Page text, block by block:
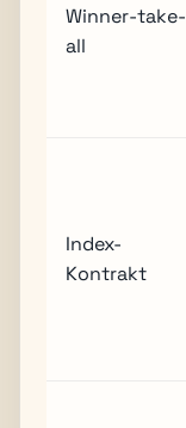
Winner-take-
all
Index-
Kontrakt